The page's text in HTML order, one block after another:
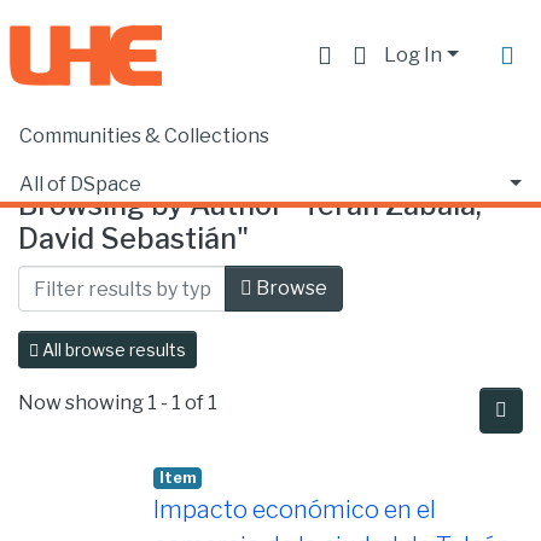
Log In
Communities & Collections
All of DSpace
Home Browse by Author
Browsing by Author "Terán Zabala,
David Sebastián"
Browse
All browse results
Now showing 1 - 1 of 1
Item
Impacto económico en el